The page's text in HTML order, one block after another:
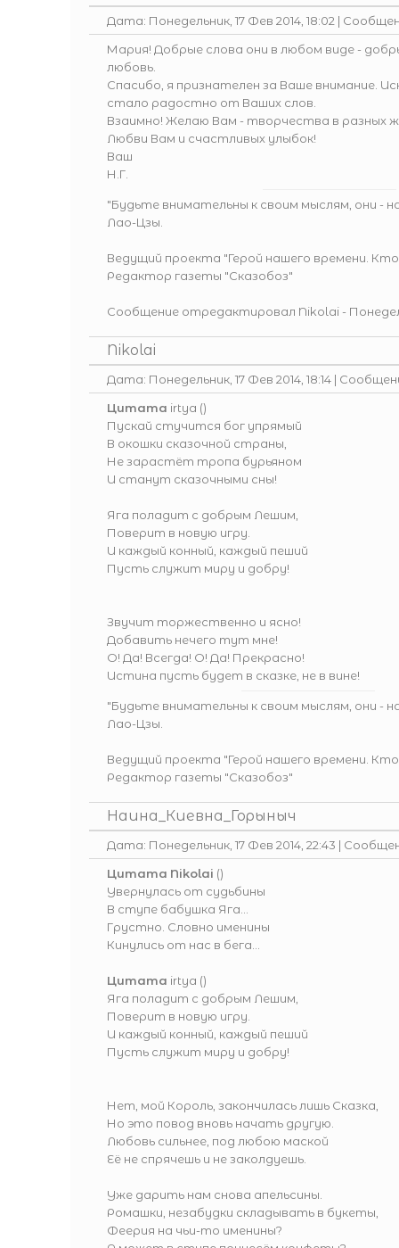
Дата: Понедельник, 17 Фев 2014, 18:02 |
Мария! Добрые слова они в любом виде -
любовь.
Спасибо, я признателен за Ваше внимание.
стало радостно от Ваших слов.
Взаимно! Желаю Вам - творчества в разных
Любви Вам и счастливых улыбок!
Ваш
Н.Г.
"Будьте внимательны к своим мыслям, они -
Лао-Цзы.
Ведущий проекта "Герой нашего времени.
Редактор газеты "Сказобоз"
Сообщение отредактировал Nikolai-
Nikolai
Дата: Понедельник, 17 Фев 2014, 18:14 |
Цитата irtya ()
Пускай стучится бог упрямый
В окошки сказочной страны,
Не зарастёт тропа бурьяном
И станут сказочными сны!
Яга поладит с добрым Лешим,
Поверит в новую игру.
И каждый конный, каждый пеший
Пусть служит миру и добру!
Звучит торжественно и ясно!
Добавить нечего тут мне!
О! Да! Всегда! О! Да! Прекрасно!
Истина пусть будет в сказке, не в вине!
"Будьте внимательны к своим мыслям, они -
Лао-Цзы.
Ведущий проекта "Герой нашего времени.
Редактор газеты "Сказобоз"
Наина_Киевна_Горыныч
Дата: Понедельник, 17 Фев 2014, 22:43 |
Цитата Nikolai ()
Увернулась от судьбины
В ступе бабушка Яга...
Грустно. Словно именины
Кинулись от нас в бега...
Цитата irtya ()
Яга поладит с добрым Лешим,
Поверит в новую игру.
И каждый конный, каждый пеший
Пусть служит миру и добру!
Нет, мой Король, закончилась лишь Сказка,
Но это повод вновь начать другую.
Любовь сильнее, под любою маской
Её не спрячешь и не заколдуешь.
Уже дарить нам снова апельсины.
Ромашки, незабудки складывать в букеты,
Феерия на чьи-то именины?